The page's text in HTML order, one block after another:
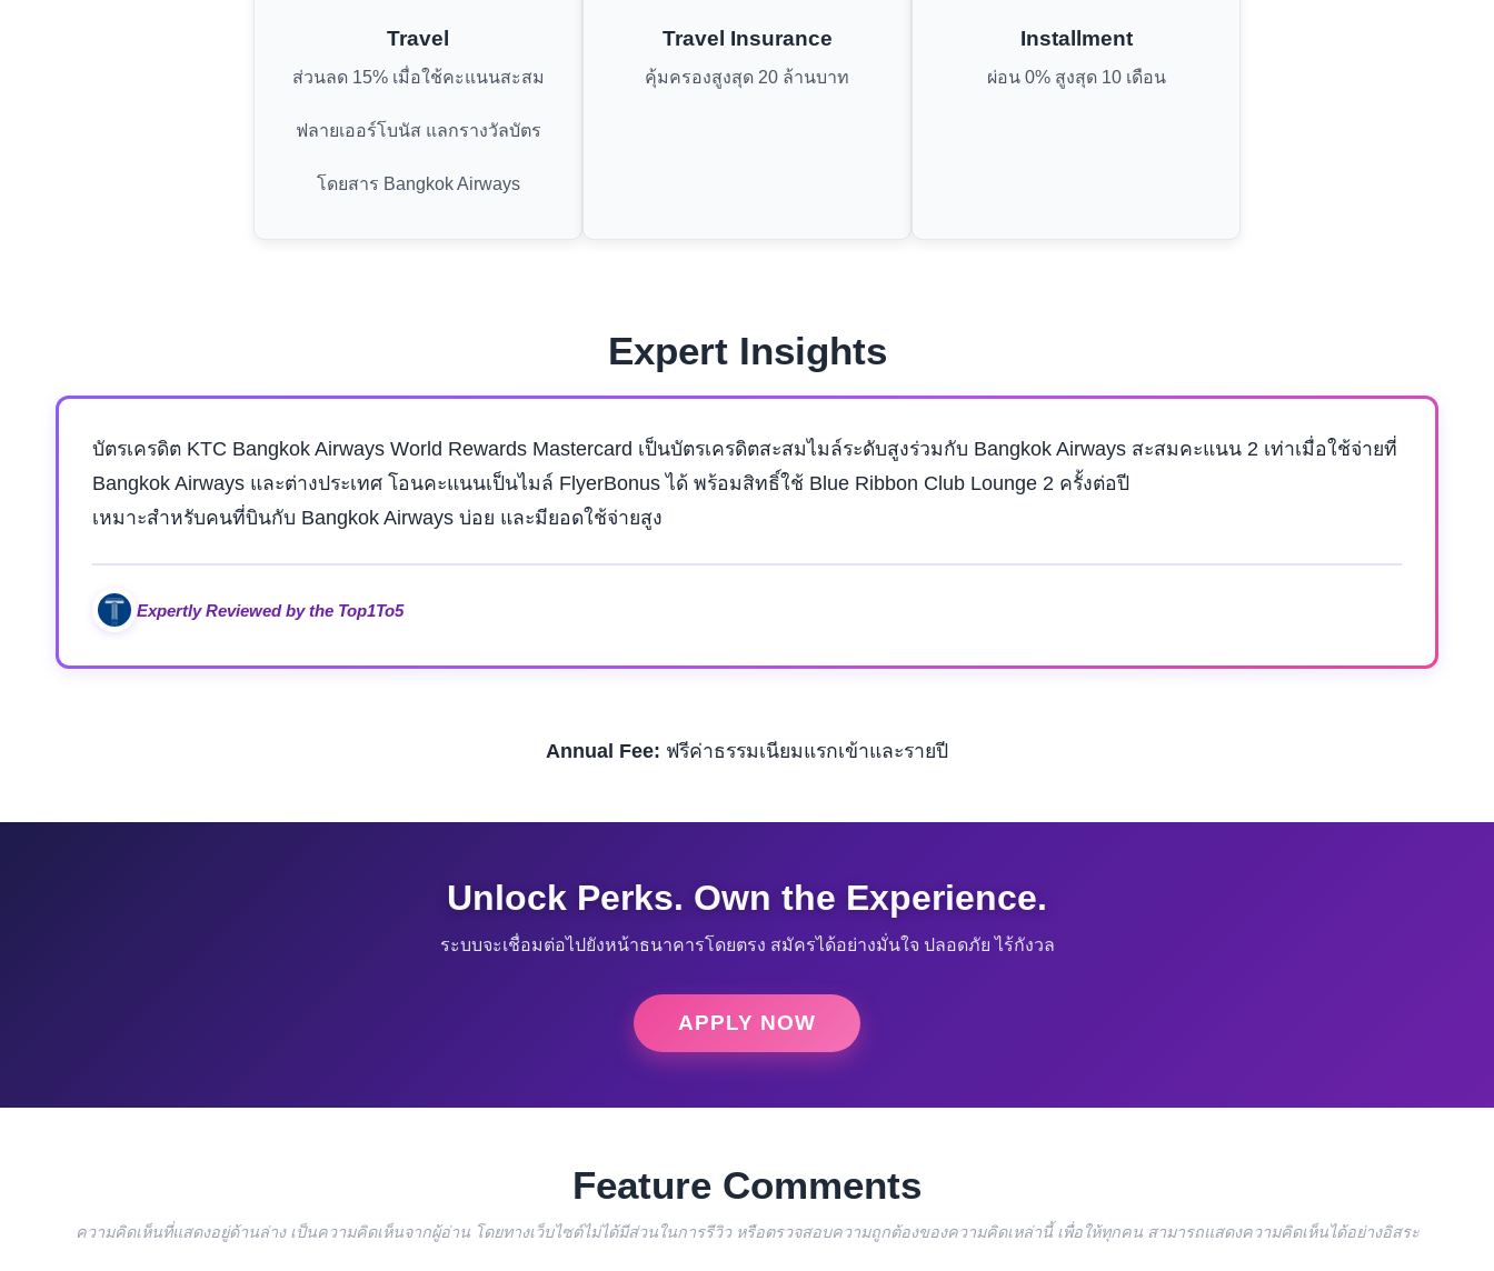
Travel
ส่วนลด 15% เมื่อใช้คะแนนสะสม
ฟลายเออร์โบนัส แลกรางวัลบัตร
โดยสาร Bangkok Airways
Travel Insurance
คุ้มครองสูงสุด 20 ล้านบาท
Installment
ผ่อน 0% สูงสุด 10 เดือน
Expert Insights
บัตรเครดิต KTC Bangkok Airways World Rewards Mastercard เป็นบัตรเครดิตสะสมไมล์ระดับสูงร่วมกับ Bangkok Airways สะสมคะแนน 2 เท่าเมื่อใช้จ่ายที่
Bangkok Airways และต่างประเทศ โอนคะแนนเป็นไมล์ FlyerBonus ได้ พร้อมสิทธิ์ใช้ Blue Ribbon Club Lounge 2 ครั้งต่อปี
เหมาะสำหรับคนที่บินกับ Bangkok Airways บ่อย และมียอดใช้จ่ายสูง
Expertly Reviewed by the Top1To5
Annual Fee: ฟรีค่าธรรมเนียมแรกเข้าและรายปี
Unlock Perks. Own the Experience.
ระบบจะเชื่อมต่อไปยังหน้าธนาคารโดยตรง สมัครได้อย่างมั่นใจ ปลอดภัย ไร้กังวล
APPLY NOW
Feature Comments
ความคิดเห็นที่แสดงอยู่ด้านล่าง เป็นความคิดเห็นจากผู้อ่าน โดยทางเว็บไซต์ไม่ได้มีส่วนในการรีวิว หรือตรวจสอบความถูกต้องของความคิดเหล่านี้ เพื่อให้ทุกคน สามารถแสดงความคิดเห็นได้อย่างอิสระ